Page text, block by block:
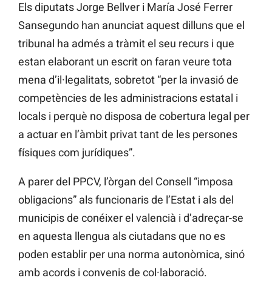
Els diputats Jorge Bellver i María José Ferrer
Sansegundo han anunciat aquest dilluns que el
tribunal ha admés a tràmit el seu recurs i que
estan elaborant un escrit on faran veure tota
mena d’il·legalitats, sobretot “per la invasió de
competències de les administracions estatal i
locals i perquè no disposa de cobertura legal per
a actuar en l’àmbit privat tant de les persones
físiques com jurídiques”.
A parer del PPCV, l’òrgan del Consell “imposa
obligacions” als funcionaris de l’Estat i als del
municipis de conéixer el valencià i d’adreçar-se
en aquesta llengua als ciutadans que no es
poden establir per una norma autonòmica, sinó
amb acords i convenis de col·laboració.